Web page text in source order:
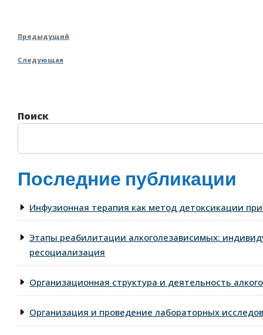
Навигация
по
записям
Предыдущая
Предыдущий
Следующая
Следующая
Поиск
Последние публикации
Инфузионная терапия как метод детоксикации
Этапы реабилитации алкоголезависимых:
ресоциализация
Организационная структура и деятельность
Организация и проведение лабораторных